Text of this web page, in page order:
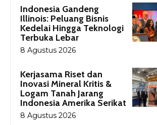
Indonesia Gandeng
Illinois: Peluang Bisnis
Kedelai Hingga Teknologi
Terbuka Lebar
8 Agustus 2026
Kerjasama Riset dan
Inovasi Mineral Kritis &
Logam Tanah Jarang
Indonesia Amerika Serikat
8 Agustus 2026